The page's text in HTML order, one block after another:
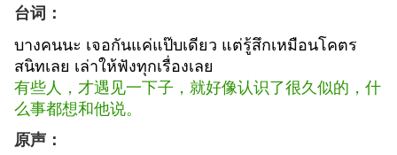
台词：
บางคนนะ เจอกันแค่แป๊บเดียว แต่รู้สึกเหมือนโคตร
สนิทเลย เล่าให้ฟังทุกเรื่องเลย
有些人，才遇见一下子，就好像认识了很久似的，什
么事都想和他说。
原声：